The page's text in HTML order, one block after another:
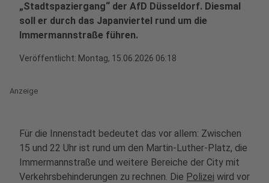
„Stadtspaziergang“ der AfD Düsseldorf. Diesmal
soll er durch das Japanviertel rund um die
Immermannstraße führen.
Veröffentlicht: Montag, 15.06.2026 06:18
Anzeige
Für die Innenstadt bedeutet das vor allem: Zwischen
15 und 22 Uhr ist rund um den Martin-Luther-Platz, die
Immermannstraße und weitere Bereiche der City mit
Verkehrsbehinderungen zu rechnen. Die Polizei wird vor